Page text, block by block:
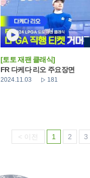
[토토 재팬 클래식]
FR 다케다 리오 주요장면
2024.11.03 181
< 이전 1 2 3